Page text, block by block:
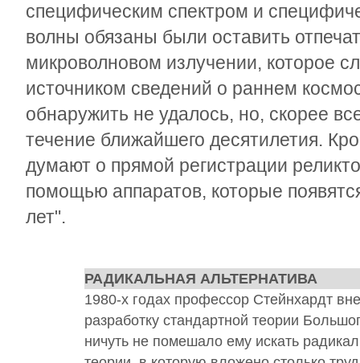
специфическим спектром и
волны обязаны были оставить
микроволновом излучении, которое
источником сведений о раннем
обнаружить не удалось, но, скорее
течение ближайшего десятилетия.
думают о прямой регистрации
помощью аппаратов, которые
лет".
РАДИКАЛЬНАЯ АЛЬТЕРНАТИВА
1980-х годах профессор Стейнхардт
разработку стандартной теории
ничуть не помешало ему искать